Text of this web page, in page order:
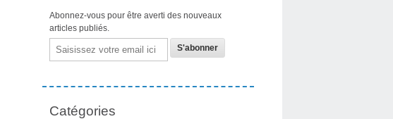
Abonnez-vous pour être averti des nouveaux
articles publiés.
Email
Catégories